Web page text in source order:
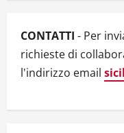
a
t
i
o
CONTATTI - Per
richieste di
l'indirizzo email